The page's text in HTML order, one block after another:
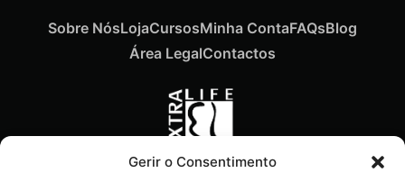
Gerir o Consentimento
Sobre NósLojaCursosMinha ContaFAQsBlog
Área LegalContactos